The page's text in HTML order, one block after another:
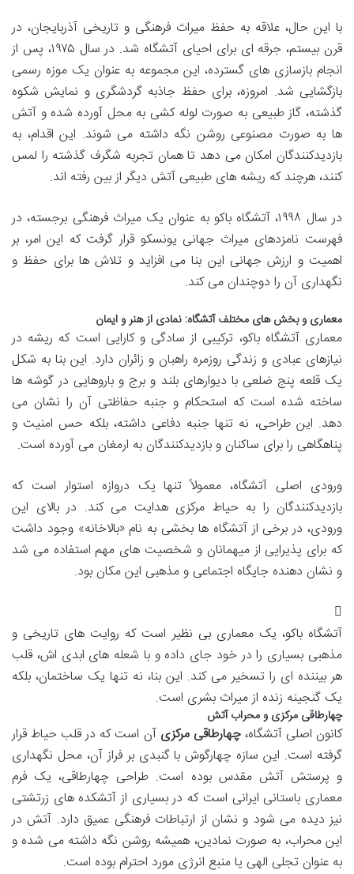
با این حال، علاقه به حفظ میراث فرهنگی و تاریخی آذربایجان، در
قرن بیستم، جرقه ای برای احیای آتشگاه شد. در سال ۱۹۷۵، پس از
انجام بازسازی های گسترده، این مجموعه به عنوان یک موزه رسمی
بازگشایی شد. امروزه، برای حفظ جاذبه گردشگری و نمایش شکوه
گذشته، گاز طبیعی به صورت لوله کشی به محل آورده شده و آتش
ها به صورت مصنوعی روشن نگه داشته می شوند. این اقدام، به
بازدیدکنندگان امکان می دهد تا همان تجربه شگرف گذشته را لمس
کنند، هرچند که ریشه های طبیعی آتش دیگر از بین رفته اند.
در سال ۱۹۹۸، آتشگاه باکو به عنوان یک میراث فرهنگی برجسته، در
فهرست نامزدهای میراث جهانی یونسکو قرار گرفت که این امر، بر
اهمیت و ارزش جهانی این بنا می افزاید و تلاش ها برای حفظ و
نگهداری آن را دوچندان می کند.
معماری و بخش های مختلف آتشگاه: نمادی از هنر و ایمان
معماری آتشگاه باکو، ترکیبی از سادگی و کارایی است که ریشه در
نیازهای عبادی و زندگی روزمره راهبان و زائران دارد. این بنا به شکل
یک قلعه پنج ضلعی با دیوارهای بلند و برج و باروهایی در گوشه ها
ساخته شده است که استحکام و جنبه حفاظتی آن را نشان می
دهد. این طراحی، نه تنها جنبه دفاعی داشته، بلکه حس امنیت و
پناهگاهی را برای ساکنان و بازدیدکنندگان به ارمغان می آورده است.
ورودی اصلی آتشگاه، معمولاً تنها یک دروازه استوار است که
بازدیدکنندگان را به حیاط مرکزی هدایت می کند. در بالای این
ورودی، در برخی از آتشگاه ها بخشی به نام «بالاخانه» وجود داشت
که برای پذیرایی از میهمانان و شخصیت های مهم استفاده می شد
و نشان دهنده جایگاه اجتماعی و مذهبی این مکان بود.
آتشگاه باکو، یک معماری بی نظیر است که روایت های تاریخی و
مذهبی بسیاری را در خود جای داده و با شعله های ابدی اش، قلب
هر بیننده ای را تسخیر می کند. این بنا، نه تنها یک ساختمان، بلکه
یک گنجینه زنده از میراث بشری است.
چهارطاقی مرکزی و محراب آتش
کانون اصلی آتشگاه،چهارطاقی مرکزی آن است که در قلب حیاط قرار
گرفته است. این سازه چهارگوش با گنبدی بر فراز آن، محل نگهداری
و پرستش آتش مقدس بوده است. طراحی چهارطاقی، یک فرم
معماری باستانی ایرانی است که در بسیاری از آتشکده های زرتشتی
نیز دیده می شود و نشان از ارتباطات فرهنگی عمیق دارد. آتش در
این محراب، به صورت نمادین، همیشه روشن نگه داشته می شده و
به عنوان تجلی الهی یا منبع انرژی مورد احترام بوده است.